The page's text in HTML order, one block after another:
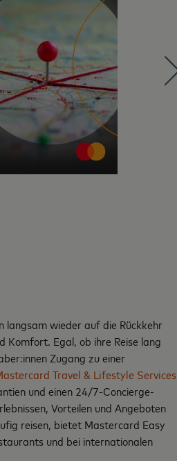
langsam wieder auf die Rückkehr
Komfort. Egal, ob ihre Reise lang
Zugang zu einer
Travel & Lifestyle Services
und einen 24/7-Concierge-
Vorteilen und Angeboten
reisen, bietet Mastercard Easy
und bei internationalen